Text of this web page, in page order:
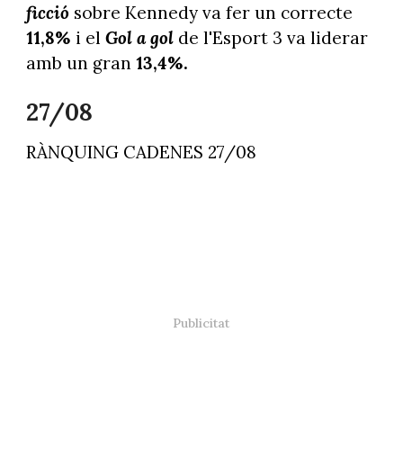
ficciósobre Kennedy va fer un correcte
11,8% i el Gol a golde l'Esport 3 va liderar
amb un gran13,4%.
27/08
RÀNQUING CADENES 27/08